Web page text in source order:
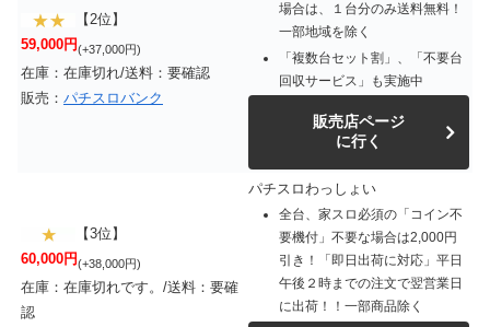
【2位】
59,000円(+37,000円)
在庫：在庫切れ/送料：要確認
販売： パチスロバンク
場合は、１台分のみ送料無料！
一部地域を除く
「複数台セット割」、「不要台
回収サービス」も実施中
販売店ページ
に行く
【3位】
60,000円(+38,000円)
在庫：在庫切れです。/送料：要確
認
パチスロわっしょい
全台、家スロ必須の「コイン不
要機付」不要な場合は2,000円
引き！「即日出荷に対応」平日
午後２時までの注文で翌営業日
に出荷！！一部商品除く